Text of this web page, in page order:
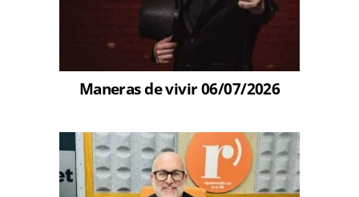
Maneras de vivir 06/07/2026